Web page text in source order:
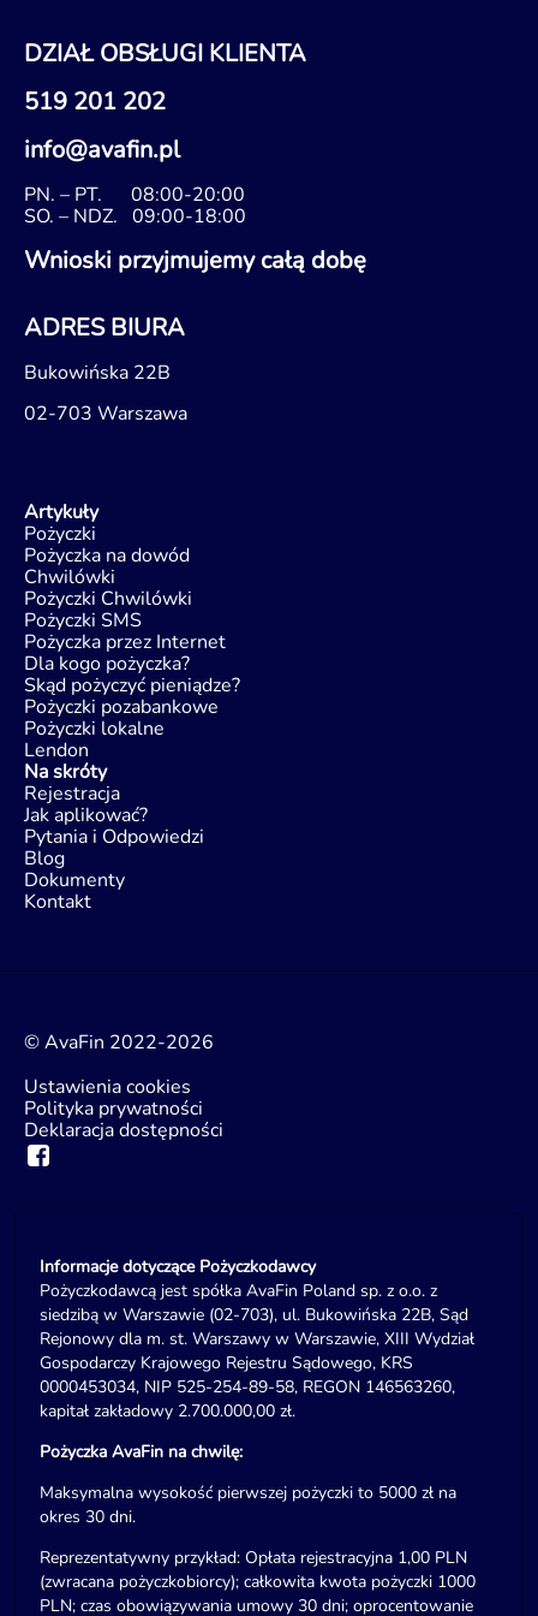
DZIAŁ OBSŁUGI KLIENTA
519 201 202
info@avafin.pl
PN. – PT. 08:00-20:00
SO. – NDZ. 09:00-18:00
Wnioski przyjmujemy całą dobę
ADRES BIURA
Bukowińska 22B
02-703 Warszawa
Artykuły
Pożyczki
Pożyczka na dowód
Chwilówki
Pożyczki Chwilówki
Pożyczki SMS
Pożyczka przez Internet
Dla kogo pożyczka?
Skąd pożyczyć pieniądze?
Pożyczki pozabankowe
Pożyczki lokalne
Lendon
Na skróty
Rejestracja
Jak aplikować?
Pytania i Odpowiedzi
Blog
Dokumenty
Kontakt
© AvaFin 2022-2026
Ustawienia cookies
Polityka prywatności
Deklaracja dostępności
Informacje dotyczące Pożyczkodawcy
Pożyczkodawcą jest spółka AvaFin Poland sp. z o.o. z
siedzibą w Warszawie (02-703), ul. Bukowińska 22B, Sąd
Rejonowy dla m. st. Warszawy w Warszawie, XIII Wydział
Gospodarczy Krajowego Rejestru Sądowego, KRS
0000453034, NIP 525-254-89-58, REGON 146563260,
kapitał zakładowy 2.700.000,00 zł.
Pożyczka AvaFin na chwilę:
Maksymalna wysokość pierwszej pożyczki to 5000 zł na
okres 30 dni.
Reprezentatywny przykład: Opłata rejestracyjna 1,00 PLN
(zwracana pożyczkobiorcy); całkowita kwota pożyczki 1000
PLN; czas obowiązywania umowy 30 dni; oprocentowanie